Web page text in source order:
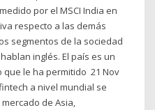
por el MSCI India en
respecto a las demás
segmentos de la sociedad
inglés. El país es un
le ha permitido 21 Nov
a nivel mundial se
de Asia,